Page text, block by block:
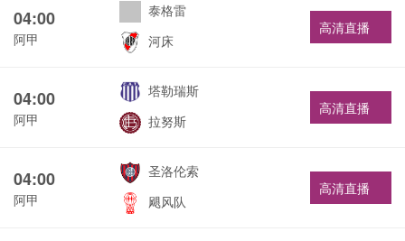
04:00
阿甲
泰格雷
河床
高清直播
04:00
阿甲
塔勒瑞斯
拉努斯
高清直播
04:00
阿甲
圣洛伦索
飓风队
高清直播